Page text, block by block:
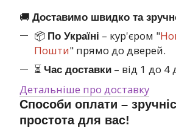
🚚 Доставимо швидко та
📦 По Україні – кур'єром "
Пошти" прямо до дверей.
⏳ Час доставки – від 1 до 4
Детальніше про доставку
Способи оплати –
простота для вас!